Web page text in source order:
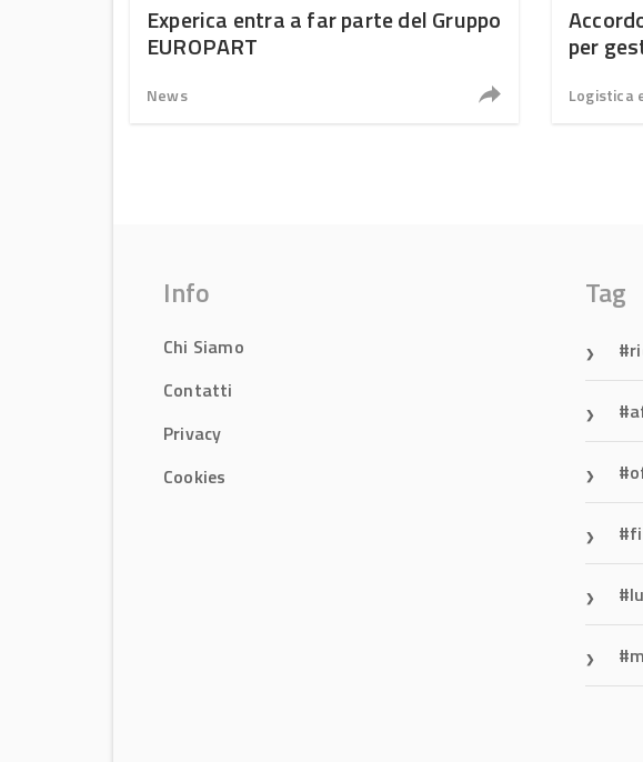
Experica entra a far parte del Gruppo
EUROPART
News
per
Logistica
Info
Chi Siamo
Contatti
Privacy
Cookies
Tag